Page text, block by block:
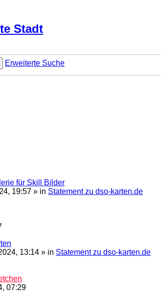
Stadt
Erweiterte Suche
für Skill Bilder
19:57 » in Statement zu dso-karten.de
13:14 » in Statement zu dso-karten.de
07:29